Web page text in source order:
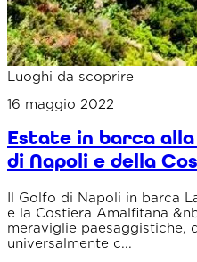
Luoghi da scoprire
16 maggio 2022
Estate in barca
di Napoli e della
Il Golfo di Napoli in barca
e la Costiera Amalfitana
meraviglie paesaggistiche,
universalmente c...